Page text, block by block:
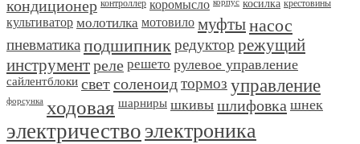
кондиционер контроллер коромысло корпус косилка крестовины
культиватор молотилка мотовило муфтынасос
пневматика подшипник редуктор режущий
инструментреле решето рулевое управление
сайлентблоки светсоленоидтормоз управление
форсунка ходовая шарниры шкивы шлифовка шнек
электричество электроника